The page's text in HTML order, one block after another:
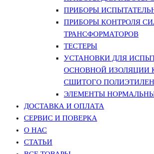
ПРИБОРЫ
ПРИБОРЫ КОНТРОЛЯ
ТРАНСФОРМАТОРОВ
ТЕСТЕРЫ
УСТАНОВКИ ДЛЯ
ОСНОВНОЙ ИЗОЛЯЦИИ
СШИТОГО
ЭЛЕМЕНТЫ
ДОСТАВКА И ОПЛАТА
СЕРВИС И ПОВЕРКА
О НАС
СТАТЬИ